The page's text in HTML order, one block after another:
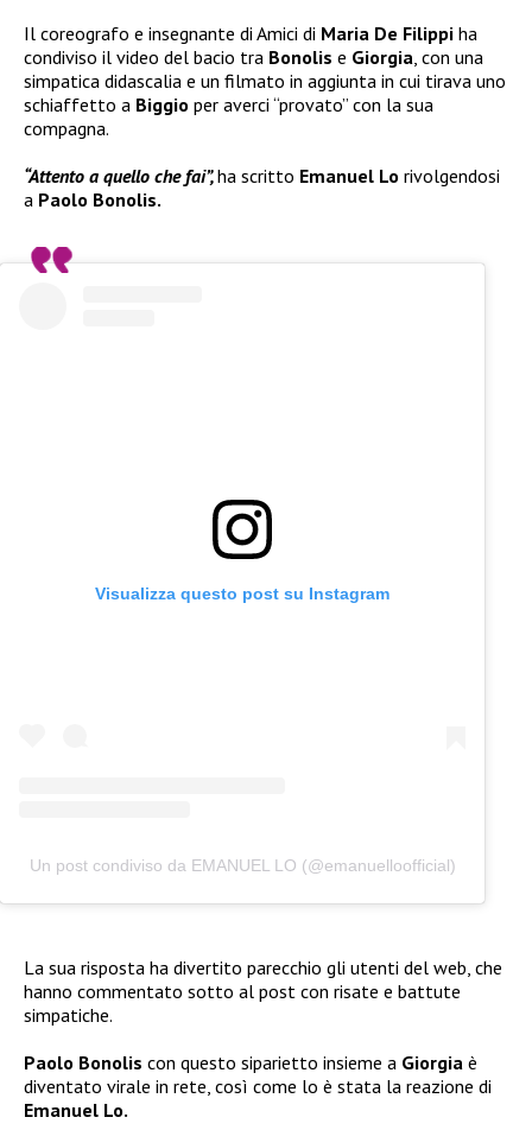
Il coreografo e insegnante di Amici di Maria De Filippi ha
condiviso il video del bacio tra Bonolis e Giorgia, con una
simpatica didascalia e un filmato in aggiunta in cui tirava uno
schiaffetto a Biggio per averci “provato” con la sua
compagna.
“Attento a quello che fai”,ha scritto Emanuel Lo rivolgendosi
a Paolo Bonolis.
Visualizza questo post su Instagram
Un post condiviso da EMANUEL LO (@emanuelloofficial)
La sua risposta ha divertito parecchio gli utenti del web, che
hanno commentato sotto al post con risate e battute
simpatiche.
Paolo Bonolis con questo siparietto insieme a Giorgia è
diventato virale in rete, così come lo è stata la reazione di
Emanuel Lo.